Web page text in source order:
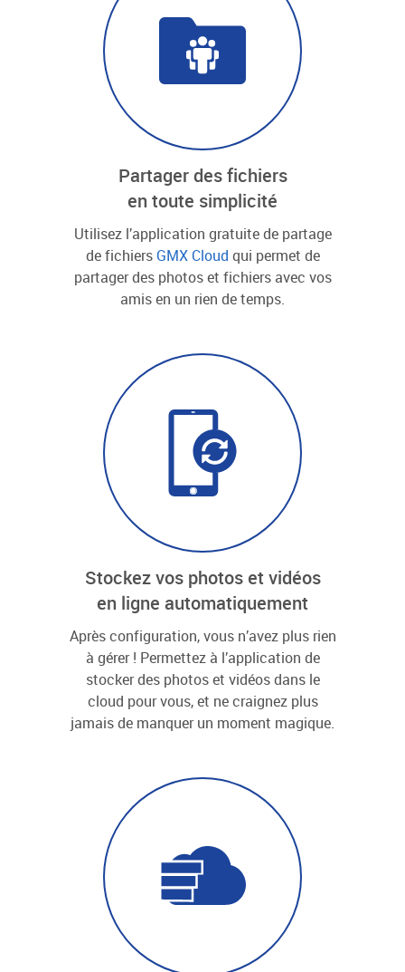
Partager des fichiers
en toute simplicité
Utilisez l’application gratuite de partage
de fichiers GMX Cloud qui permet de
partager des photos et fichiers avec vos
amis en un rien de temps.
Stockez vos photos et vidéos
en ligne automatiquement
Après configuration, vous n’avez plus rien
à gérer ! Permettez à l’application de
stocker des photos et vidéos dans le
cloud pour vous, et ne craignez plus
jamais de manquer un moment magique.